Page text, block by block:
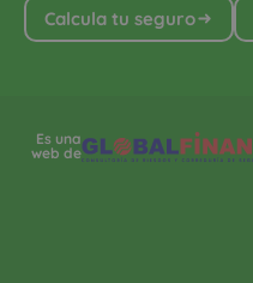
Calcula tu seguro
Es una
web de